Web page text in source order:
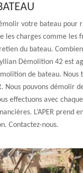
votre bateau pour
les charges comme les
du bateau.
Démolition 42 est
de bateau.
Nous pouvons démolir
effectuons avec
L’APER prend
Contactez-nous.